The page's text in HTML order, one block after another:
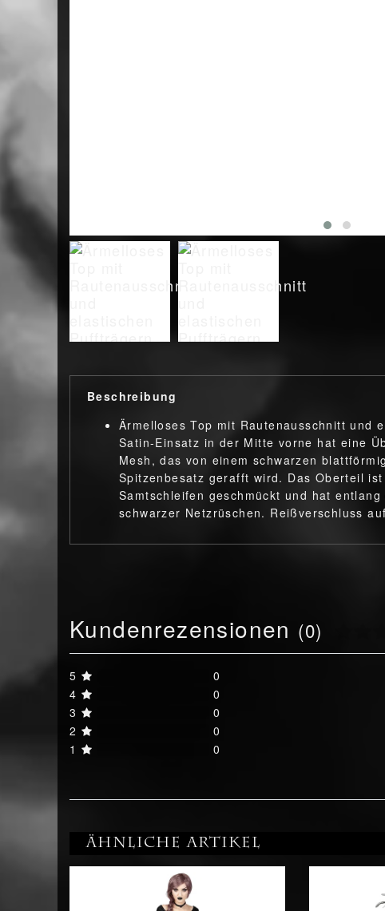
Beschreibung
Ärmelloses Top mit Rautenausschnitt und
Satin-Einsatz in der Mitte vorne hat eine
Mesh, das von einem schwarzen
Spitzenbesatz gerafft wird. Das Oberteil
Samtschleifen geschmückt und hat
schwarzer Netzrüschen. Reißverschluss
Kundenrezensionen (0)
5
0
4
0
3
0
2
0
1
0
Ähnliche Artikel